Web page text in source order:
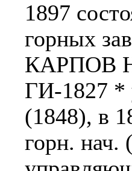
1897
горных
КАРПОВ
ГИ-1827 *
(1848), в
горн.